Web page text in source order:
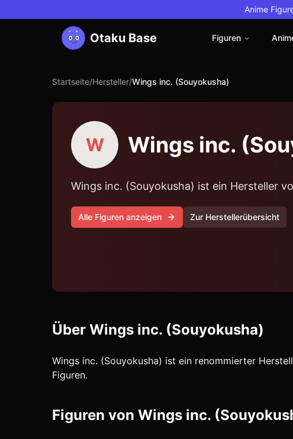
Anime
Otaku Base Figuren
Startseite/Hersteller/Wings inc. (Souyokusha)
W Wings inc.
Wings inc. (Souyokusha) ist ein Hersteller
Alle Figuren anzeigen Zur Herstellerübersicht
Über Wings inc. (Souyokusha)
Wings inc. (Souyokusha) ist ein renommierter
Figuren.
Figuren von Wings inc.